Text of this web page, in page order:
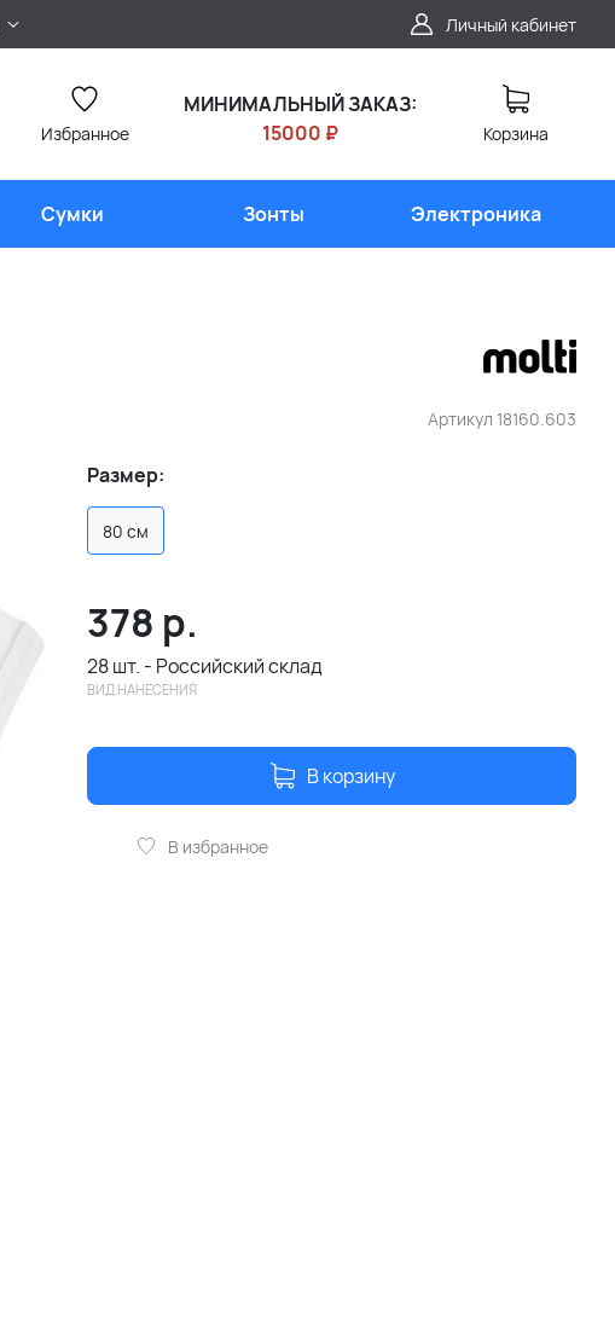
Личный кабинет
Избранное
МИНИМАЛЬНЫЙ ЗАКАЗ:
15000 ₽
Корзина
Сумки Зонты Электроника
Артикул 18160.603
Размер:
80 см
378 р.
28 шт. - Российский склад
ВИД НАНЕСЕНИЯ
В корзину
В избранное